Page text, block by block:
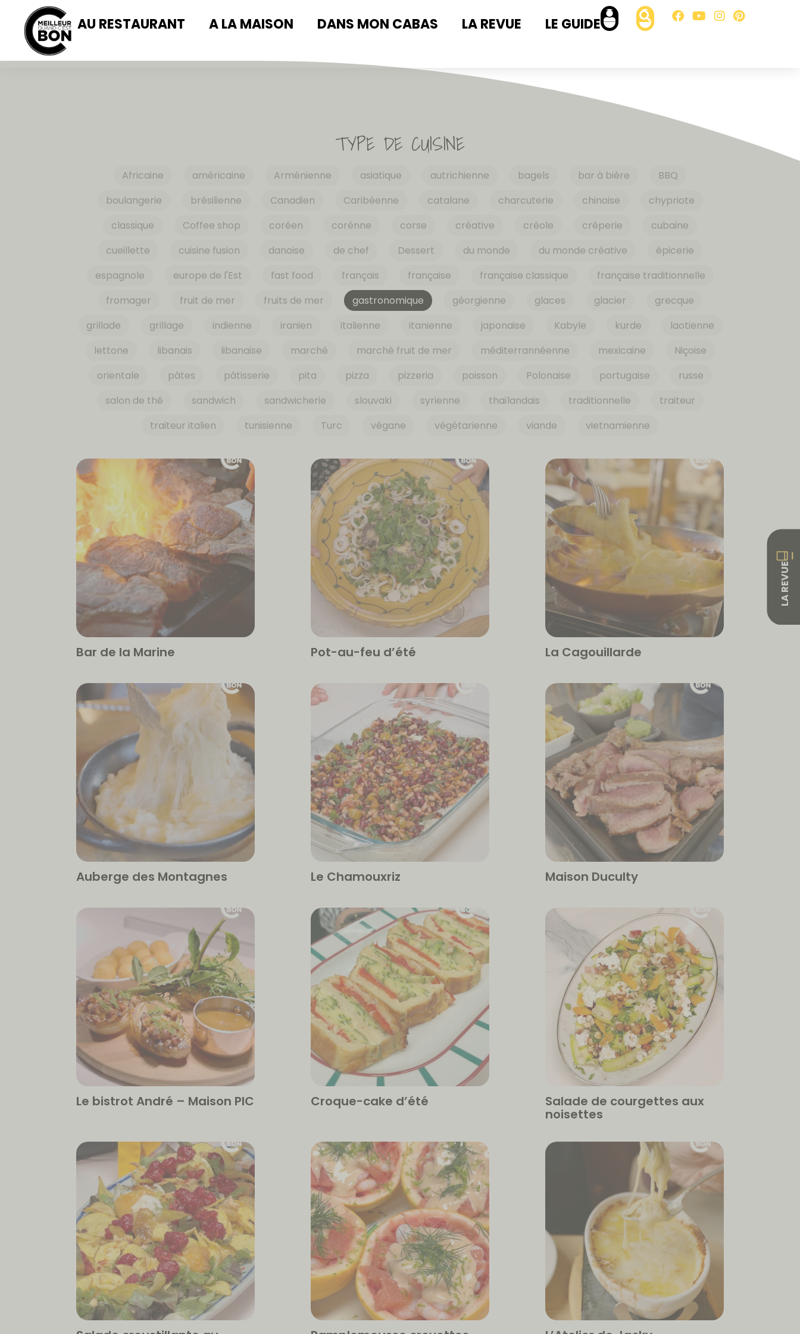
AU RESTAURANT A LA MAISON DANS MON CABAS LA REVUE LE GUIDE
TYPE DE CUISINE
Africaine américaine Arménienne asiatique autrichienne bagels bar à bière
BBQ
boulangerie
brésilienne Canadien Caribéenne catalane charcuterie chinoise
chypriote
classique
Coffee shop coréen corénne corse créative créole crêperie
cubaine
cueillette
cuisine fusion danoise de chef Dessert du monde du monde créative
épicerie
espagnole
europe de l'Est fast food français française française classique
française traditionnelle
fromager
fruit de mer fruits de mer gastronomique géorgienne glaces glacier
grecque
grillade
grillage indienne iranien italienne itanienne japonaise Kabyle kurde
laotienne
lettone
libanais libanaise marché marché fruit de mer méditerrannéenne mexicaine
Niçoise
orientale
pâtes pâtisserie pita pizza pizzeria poisson Polonaise portugaise
russe
salon de thé
sandwich sandwicherie slouvaki syrienne thaïlandais traditionnelle
traiteur
traiteur italien
tunisienne Turc végane végétarienne viande vietnamienne
Bar de la Marine Pot-au-feu d’été La Cagouillarde
Auberge des Montagnes Le Chamouxriz Maison Duculty
Le bistrot André – Maison PIC Croque-cake d’été Salade de courgettes aux
noisettes
LA REVUE